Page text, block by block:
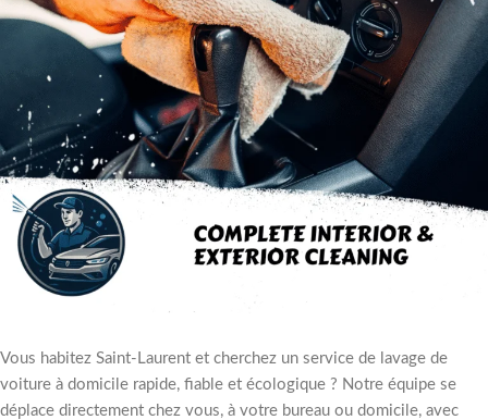
Vous habitez Saint-Laurent et cherchez un service de lavage de
voiture à domicile rapide, fiable et écologique ? Notre équipe se
déplace directement chez vous, à votre bureau ou domicile, avec